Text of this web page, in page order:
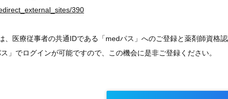
390
医療従事者の共通IDである「medパス」へのご登録と薬剤師資格
」でログインが可能ですので、この機会に是非ご登録ください。